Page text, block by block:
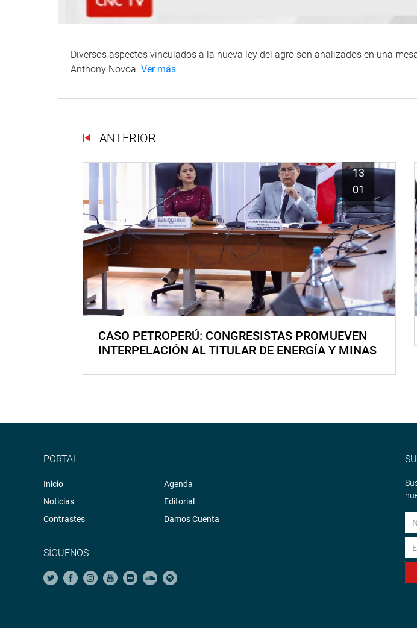
Diversos aspectos vinculados a la nueva ley del agro son analizados en una
Anthony Novoa. Ver más
ANTERIOR
13
01
CASO PETROPERÚ: CONGRESISTAS PROMUEVEN
INTERPELACIÓN AL TITULAR DE ENERGÍA Y MINAS
PORTAL
Inicio
Noticias
Contrastes
Agenda
Editorial
Damos Cuenta
SÍGUENOS